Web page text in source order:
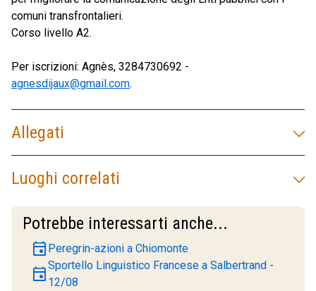
comuni transfrontalieri.
Corso livello A2.
Per iscrizioni: Agnès, 3284730692 -
agnesdijaux@gmail.com.
Allegati
Luoghi correlati
Potrebbe interessarti anche...
event Peregrin-azioni a Chiomonte
eventSportello Linguistico Francese a Salbertrand -
12/08